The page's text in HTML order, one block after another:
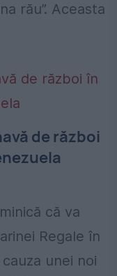
rău”. Aceasta
de război
că va
Regale în
unei noi